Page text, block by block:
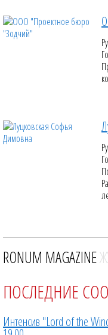
RONUM MAGAZINE
ПОСЛЕДНИЕ
Интенсив "Lord of the